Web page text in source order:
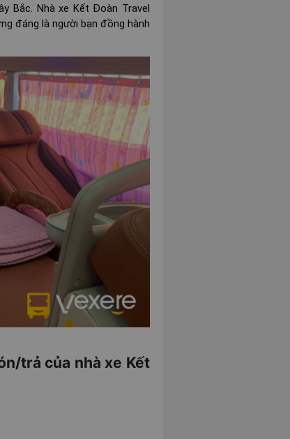
Bắc. Nhà xe Kết Đoàn Travel
đáng là người bạn đồng hành
trả của nhà xe Kết